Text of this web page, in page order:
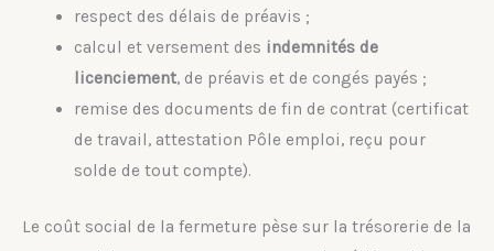
respect des délais de préavis ;
calcul et versement des indemnités de
licenciement, de préavis et de congés payés ;
remise des documents de fin de contrat (certificat
de travail, attestation Pôle emploi, reçu pour
solde de tout compte).
Le coût social de la fermeture pèse sur la trésorerie de la